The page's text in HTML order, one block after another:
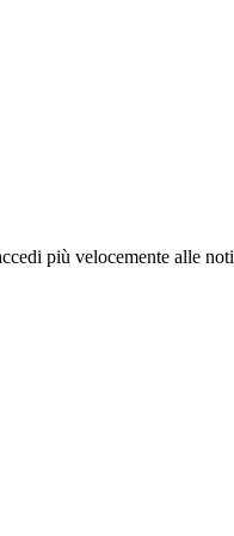
più velocemente alle